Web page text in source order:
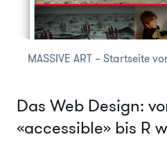
MASSIVE ART – Startseite
Das Web Design:
«accessible» bis R